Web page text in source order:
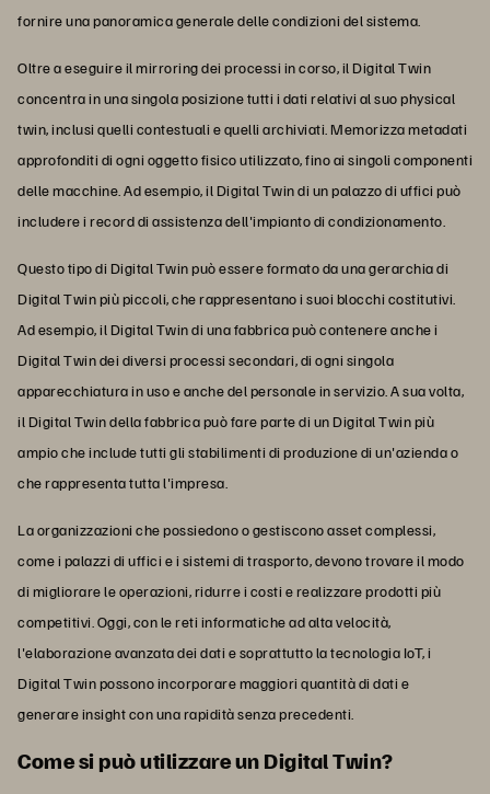
fornire una panoramica generale delle condizioni del sistema.
Oltre a eseguire il mirroring dei processi in corso, il Digital Twin
concentra in una singola posizione tutti i dati relativi al suo physical
twin, inclusi quelli contestuali e quelli archiviati. Memorizza metadati
approfonditi di ogni oggetto fisico utilizzato, fino ai singoli componenti
delle macchine. Ad esempio, il Digital Twin di un palazzo di uffici può
includere i record di assistenza dell'impianto di condizionamento.
Questo tipo di Digital Twin può essere formato da una gerarchia di
Digital Twin più piccoli, che rappresentano i suoi blocchi costitutivi.
Ad esempio, il Digital Twin di una fabbrica può contenere anche i
Digital Twin dei diversi processi secondari, di ogni singola
apparecchiatura in uso e anche del personale in servizio. A sua volta,
il Digital Twin della fabbrica può fare parte di un Digital Twin più
ampio che include tutti gli stabilimenti di produzione di un'azienda o
che rappresenta tutta l'impresa.
La organizzazioni che possiedono o gestiscono asset complessi,
come i palazzi di uffici e i sistemi di trasporto, devono trovare il modo
di migliorare le operazioni, ridurre i costi e realizzare prodotti più
competitivi. Oggi, con le reti informatiche ad alta velocità,
l'elaborazione avanzata dei dati e soprattutto la tecnologia IoT, i
Digital Twin possono incorporare maggiori quantità di dati e
generare insight con una rapidità senza precedenti.
Come si può utilizzare un Digital Twin?